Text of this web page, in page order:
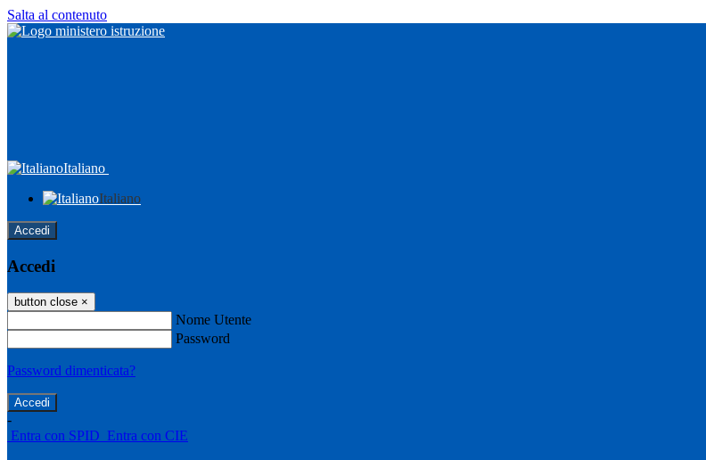
Salta al contenuto
Italiano
Italiano
Accedi
Accedi
button close ×
Nome Utente
Password
Password dimenticata?
-
Entra con SPID Entra con CIE